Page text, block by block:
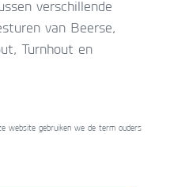
verschillende
van Beerse,
Turnhout en
website gebruiken we de term ouders